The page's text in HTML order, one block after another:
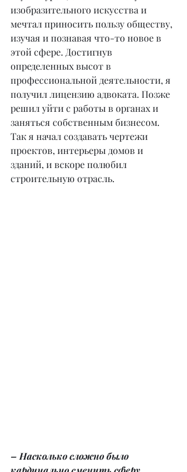
изобразительного искусства и
мечтал приносить пользу обществу,
изучая и познавая что-то новое в
этой сфере. Достигнув
определенных высот в
профессиональной деятельности, я
получил лицензию адвоката. Позже
решил уйти с работы в органах и
заняться собственным бизнесом.
Так я начал создавать чертежи
проектов, интерьеры домов и
зданий, и вскоре полюбил
строительную отрасль.
– Насколько сложно было